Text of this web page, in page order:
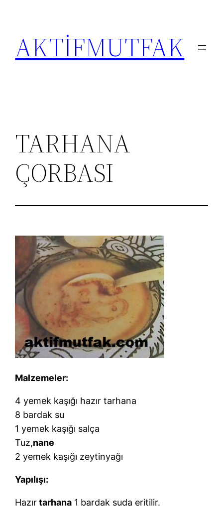
AKTİFMUTFAK
TARHANA
ÇORBASI
Malzemeler:
4 yemek kaşığı hazır tarhana
8 bardak su
1 yemek kaşığı salça
Tuz,nane
2 yemek kaşığı zeytinyağı
Yapılışı:
Hazırtarhana 1 bardak suda eritilir.